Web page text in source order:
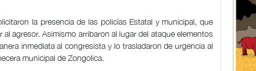
la presencia de las policías Estatal y municipal, que
agresor. Asimismo arribaron al lugar del ataque elementos
inmediata al congresista y lo trasladaron de urgencia al
municipal de Zongolica.